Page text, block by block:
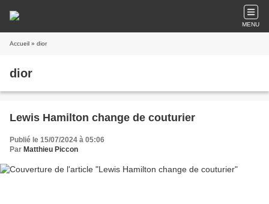
MENU
Accueil » dior
dior
Lewis Hamilton change de couturier
Publié le 15/07/2024 à 05:06
Par Matthieu Piccon